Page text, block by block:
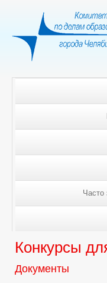
Часто
Конкурсы
Документы